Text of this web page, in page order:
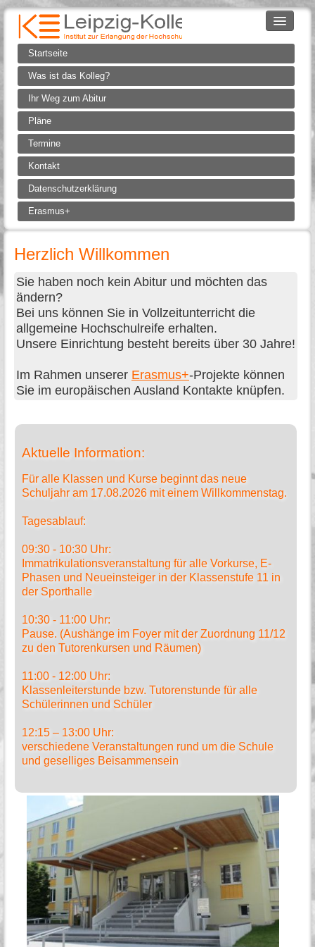
Startseite
Was ist das Kolleg?
Ihr Weg zum Abitur
Pläne
Termine
Kontakt
Datenschutzerklärung
Erasmus+
Herzlich Willkommen
Sie haben noch kein Abitur und möchten das
ändern?
Bei uns können Sie in Vollzeitunterricht die
allgemeine Hochschulreife erhalten.
Unsere Einrichtung besteht bereits über 30 Jahre!
Im Rahmen unserer Erasmus+-Projekte können
Sie im europäischen Ausland Kontakte knüpfen.
Aktuelle Information:
Für alle Klassen und Kurse beginnt das neue
Schuljahr am 17.08.2026 mit einem Willkommenstag.
Tagesablauf:
09:30 - 10:30 Uhr:
Immatrikulationsveranstaltung für alle Vorkurse, E-
Phasen und Neueinsteiger in der Klassenstufe 11 in
der Sporthalle
10:30 - 11:00 Uhr:
Pause. (Aushänge im Foyer mit der Zuordnung 11/12
zu den Tutorenkursen und Räumen)
11:00 - 12:00 Uhr:
Klassenleiterstunde bzw. Tutorenstunde für alle
Schülerinnen und Schüler
12:15 – 13:00 Uhr:
verschiedene Veranstaltungen rund um die Schule
und geselliges Beisammensein